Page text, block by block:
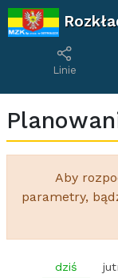
Linie
Aby
parametry,
dziś